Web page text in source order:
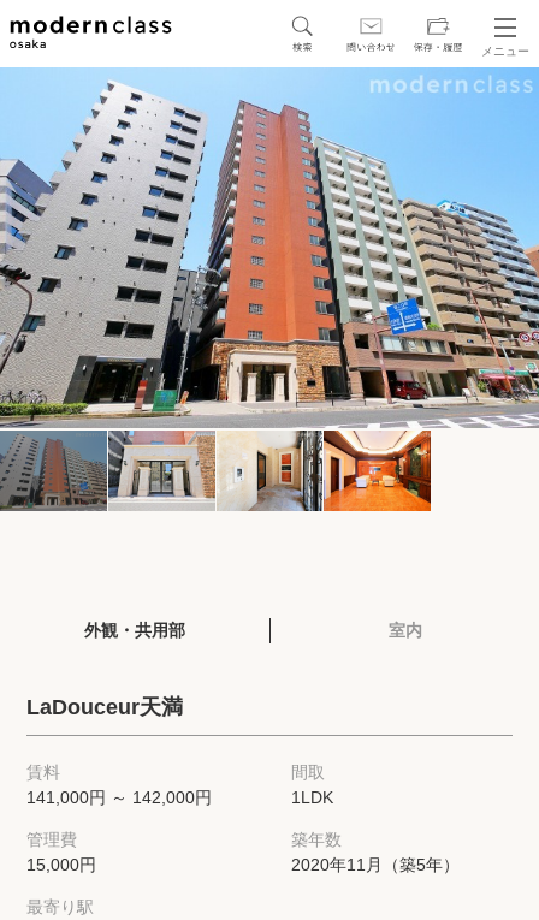
メニュー
SEARCH
地図から探す 駅・路線から探す
区から探す
人気エリアから探す
アクセスランキング
保存した検索条件
店舗・スタッフ紹介
希望条件を伝えてプロに探してもらう
来店予約
各種お問い合わせ
外観・共用部 室内
LaDouceur天満
賃料
141,000円 ～ 142,000円
間取
1LDK
管理費
15,000円
築年数
2020年11月（築5年）
最寄り駅